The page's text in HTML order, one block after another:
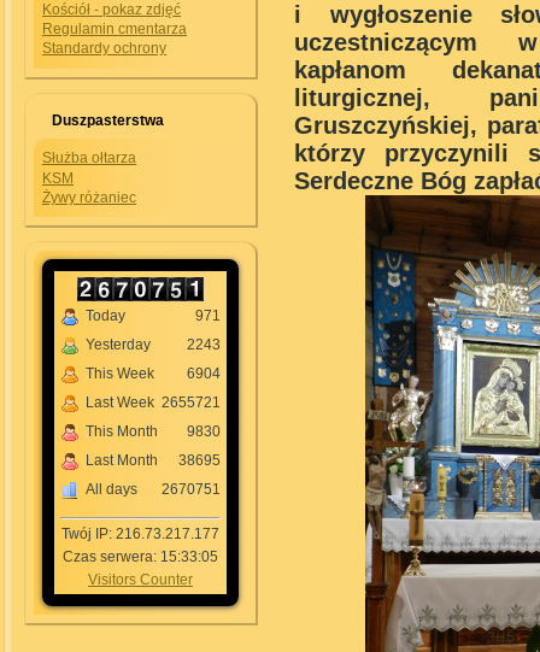
Kościół - pokaz zdjęć
Regulamin cmentarza
Standardy ochrony
Duszpasterstwa
Służba ołtarza
KSM
Żywy różaniec
Today
Yesterday
This Week
Last Week
This Month
Last Month
All days
971
2243
6904
2655721
9830
38695
2670751
Twój IP: 216.73.217.177
Czas serwera: 15:33:05
Visitors Counter
i wygłoszenie
uczestniczącym
kapłanom
liturgicznej,
Gruszczyńskiej,
którzy przyczynili
Serdeczne Bóg